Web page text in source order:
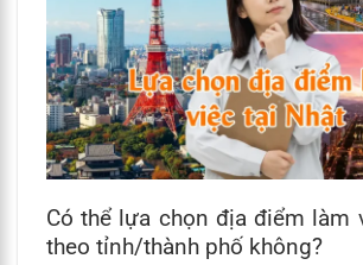
Có thể lựa chọn địa điểm làm
theo tỉnh/thành phố không?